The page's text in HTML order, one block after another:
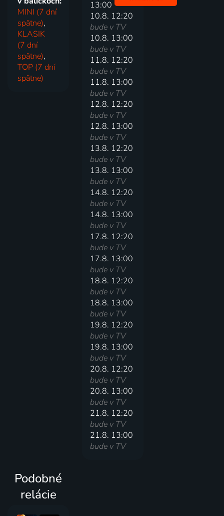
MINI (7 dní
spätne),
KLASIK
(7 dní
spätne),
TOP (7 dní
spätne)
13:00
10.8. 12:20
bude v TV
10.8. 13:00
bude v TV
11.8. 12:20
bude v TV
11.8. 13:00
bude v TV
12.8. 12:20
bude v TV
12.8. 13:00
bude v TV
13.8. 12:20
bude v TV
13.8. 13:00
bude v TV
14.8. 12:20
bude v TV
14.8. 13:00
bude v TV
17.8. 12:20
bude v TV
17.8. 13:00
bude v TV
18.8. 12:20
bude v TV
18.8. 13:00
bude v TV
19.8. 12:20
bude v TV
19.8. 13:00
bude v TV
20.8. 12:20
bude v TV
20.8. 13:00
bude v TV
21.8. 12:20
bude v TV
21.8. 13:00
bude v TV
Podobné
relácie